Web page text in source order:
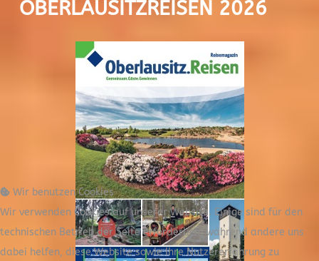
OBERLAUSITZREISEN 2026
Wir benutzen Cookies
Wir verwenden Cookies auf unserer Website. Einige sind für den
technischen Betrieb der Seite erforderlich, während andere uns
dabei helfen, diese Website sowie Ihre Nutzererfahrung zu